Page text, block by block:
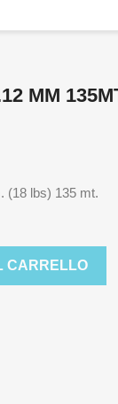
MM
(18 lbs) 135 mt.
CARRELLO